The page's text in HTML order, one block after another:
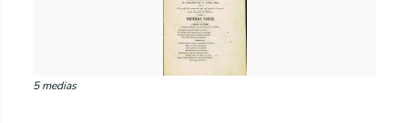
5 medias